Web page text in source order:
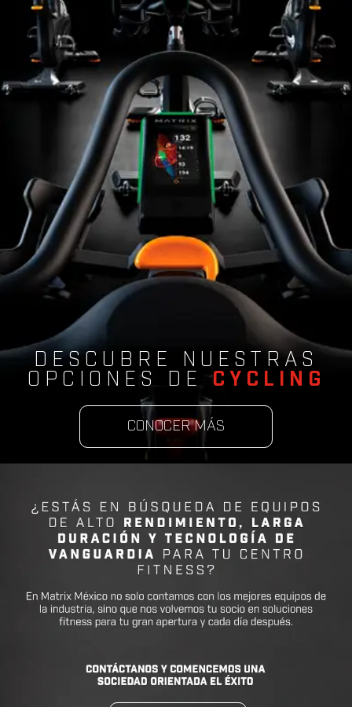
DESCUBRE NUESTRAS
OPCIONES DECYCLING
CONOCER MÁS